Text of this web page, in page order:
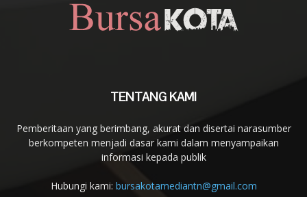
TENTANG KAMI
Pemberitaan yang berimbang, akurat dan disertai narasumber
berkompeten menjadi dasar kami dalam menyampaikan
informasi kepada publik
Hubungi kami: bursakotamediantn@gmail.com